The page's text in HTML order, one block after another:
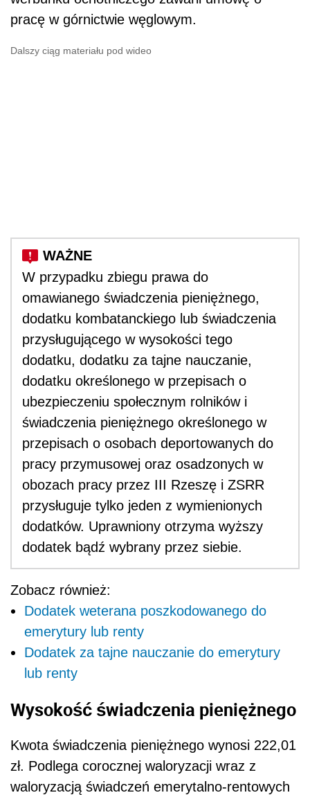
pracę w górnictwie węglowym.
Dalszy ciąg materiału pod wideo
W przypadku zbiegu prawa do
omawianego świadczenia pieniężnego,
dodatku kombatanckiego lub świadczenia
przysługującego w wysokości tego
dodatku, dodatku za tajne nauczanie,
dodatku określonego w przepisach o
ubezpieczeniu społecznym rolnikówi
świadczenia pieniężnego określonego w
przepisach o osobach deportowanych do
pracy przymusowej oraz osadzonych w
obozach pracy przez III Rzeszę i ZSRR
przysługuje tylko jeden z wymienionych
dodatków. Uprawniony otrzyma wyższy
dodatek bądź wybrany przez siebie.
Zobacz również:
Dodatek weterana poszkodowanego do
emerytury lub renty
Dodatek za tajne nauczanie do emerytury
lub renty
Wysokość świadczenia pieniężnego
Kwota świadczenia pieniężnego wynosi 222,01
zł. Podlega corocznej waloryzacji wraz z
waloryzacją świadczeń emerytalno-rentowych